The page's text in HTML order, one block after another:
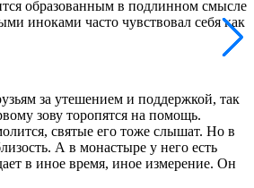
образованным в подлинном смысле
иноками часто чувствовал себя как
за утешением и поддержкой, так
зову торопятся на помощь.
святые его тоже слышат. Но в
А в монастыре у него есть
в иное время, иное измерение. Он